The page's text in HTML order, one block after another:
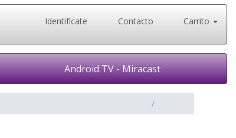
Identifícate Contacto Carrito
Android TV - Miracast